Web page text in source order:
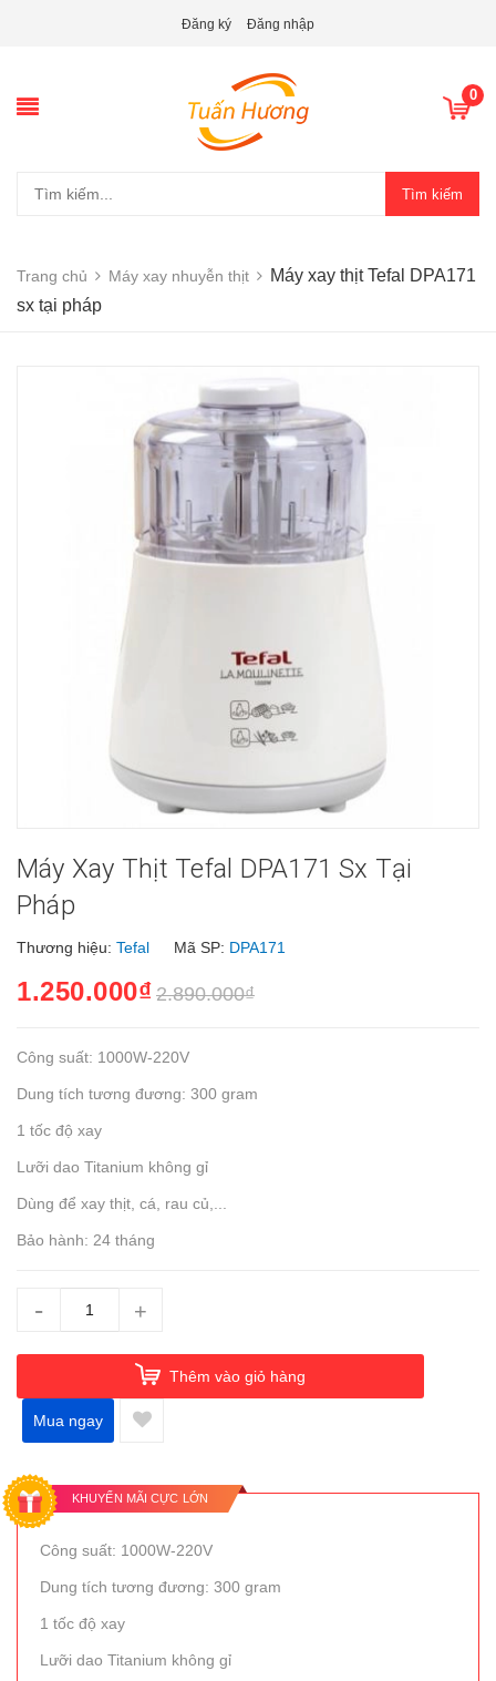
Đăng ký Đăng nhập
0
Tìm kiếm
Trang chủ Máy xay nhuyễn thịt
Máy xay thịt Tefal DPA171
sx tại pháp
Máy Xay Thịt Tefal DPA171 Sx Tại
Pháp
Thương hiệu: Tefal Mã SP: DPA171
1.250.000₫ 2.890.000₫
Công suất: 1000W-220V
Dung tích tương đương: 300 gram
1 tốc độ xay
Lưỡi dao Titanium không gỉ
Dùng để xay thịt, cá, rau củ,...
Bảo hành: 24 tháng
- +
Thêm vào giỏ hàng
Mua ngay
KHUYẾN MÃI CỰC LỚN
Công suất: 1000W-220V
Dung tích tương đương: 300 gram
1 tốc độ xay
Lưỡi dao Titanium không gỉ